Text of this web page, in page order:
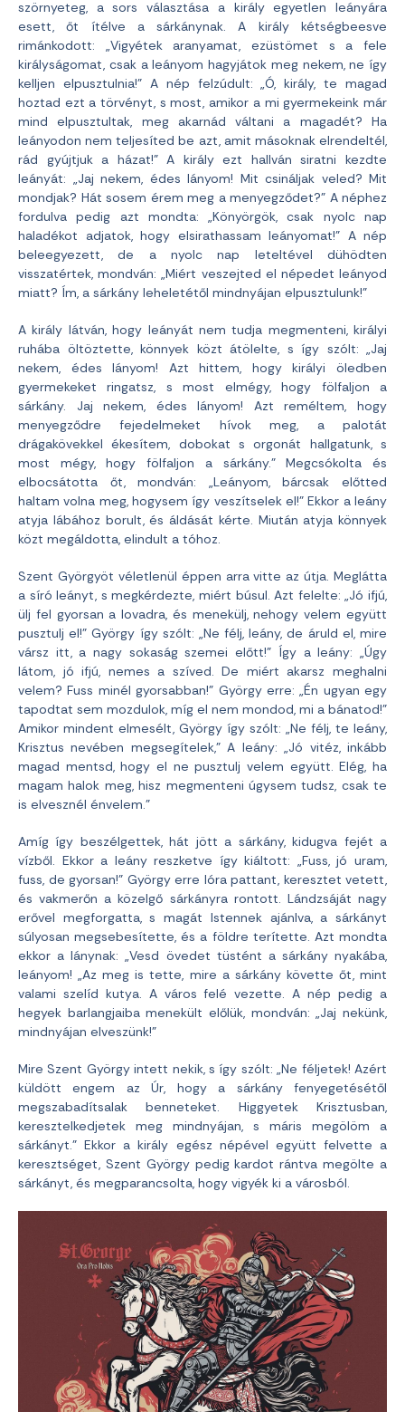
szörnyeteg, a sors választása a király egyetlen leányára
esett, őt ítélve a sárkánynak. A király kétségbeesve
rimánkodott: „Vigyétek aranyamat, ezüstömet s a fele
királyságomat, csak a leányom hagyjátok meg nekem, ne így
kelljen elpusztulnia!” A nép felzúdult: „Ó, király, te magad
hoztad ezt a törvényt, s most, amikor a mi gyermekeink már
mind elpusztultak, meg akarnád váltani a magadét? Ha
leányodon nem teljesíted be azt, amit másoknak elrendeltél,
rád gyújtjuk a házat!” A király ezt hallván siratni kezdte
leányát: „Jaj nekem, édes lányom! Mit csináljak veled? Mit
mondjak? Hát sosem érem meg a menyegződet?” A néphez
fordulva pedig azt mondta: „Könyörgök, csak nyolc nap
haladékot adjatok, hogy elsirathassam leányomat!” A nép
beleegyezett, de a nyolc nap leteltével dühödten
visszatértek, mondván: „Miért veszejted el népedet leányod
miatt? Ím, a sárkány leheletétől mindnyájan elpusztulunk!”
A király látván, hogy leányát nem tudja megmenteni, királyi
ruhába öltöztette, könnyek közt átölelte, s így szólt: „Jaj
nekem, édes lányom! Azt hittem, hogy királyi öledben
gyermekeket ringatsz, s most elmégy, hogy fölfaljon a
sárkány. Jaj nekem, édes lányom! Azt reméltem, hogy
menyegződre fejedelmeket hívok meg, a palotát
drágakövekkel ékesítem, dobokat s orgonát hallgatunk, s
most mégy, hogy fölfaljon a sárkány.” Megcsókolta és
elbocsátotta őt, mondván: „Leányom, bárcsak előtted
haltam volna meg, hogysem így veszítselek el!” Ekkor a leány
atyja lábához borult, és áldását kérte. Miután atyja könnyek
közt megáldotta, elindult a tóhoz.
Szent Györgyöt véletlenül éppen arra vitte az útja. Meglátta
a síró leányt, s megkérdezte, miért búsul. Azt felelte: „Jó ifjú,
ülj fel gyorsan a lovadra, és menekülj, nehogy velem együtt
pusztulj el!” György így szólt: „Ne félj, leány, de áruld el, mire
vársz itt, a nagy sokaság szemei előtt!” Így a leány: „Úgy
látom, jó ifjú, nemes a szíved. De miért akarsz meghalni
velem? Fuss minél gyorsabban!” György erre: „Én ugyan egy
tapodtat sem mozdulok, míg el nem mondod, mi a bánatod!”
Amikor mindent elmesélt, György így szólt: „Ne félj, te leány,
Krisztus nevében megsegítelek,” A leány: „Jó vitéz, inkább
magad mentsd, hogy el ne pusztulj velem együtt. Elég, ha
magam halok meg, hisz megmenteni úgysem tudsz, csak te
is elvesznél énvelem.”
Amíg így beszélgettek, hát jött a sárkány, kidugva fejét a
vízből. Ekkor a leány reszketve így kiáltott: „Fuss, jó uram,
fuss, de gyorsan!” György erre lóra pattant, keresztet vetett,
és vakmerőn a közelgő sárkányra rontott. Lándzsáját nagy
erővel megforgatta, s magát Istennek ajánlva, a sárkányt
súlyosan megsebesítette, és a földre terítette. Azt mondta
ekkor a lánynak: „Vesd övedet tüstént a sárkány nyakába,
leányom! „Az meg is tette, mire a sárkány követte őt, mint
valami szelíd kutya. A város felé vezette. A nép pedig a
hegyek barlangjaiba menekült előlük, mondván: „Jaj nekünk,
mindnyájan elveszünk!”
Mire Szent György intett nekik, s így szólt: „Ne féljetek! Azért
küldött engem az Úr, hogy a sárkány fenyegetésétől
megszabadítsalak benneteket. Higgyetek Krisztusban,
keresztelkedjetek meg mindnyájan, s máris megölöm a
sárkányt.” Ekkor a király egész népével együtt felvette a
keresztséget, Szent György pedig kardot rántva megölte a
sárkányt, és megparancsolta, hogy vigyék ki a városból.